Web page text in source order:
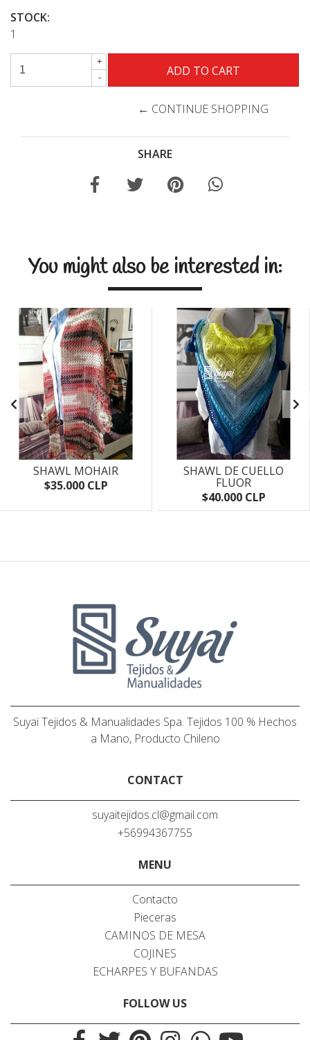
STOCK:
1
+
-
← CONTINUE SHOPPING
SHARE
You might also be interested in:
SHAWL MOHAIR
$35.000 CLP
SHAWL DE CUELLO
FLUOR
$40.000 CLP
Suyai Tejidos & Manualidades Spa. Tejidos 100 % Hechos
a Mano, Producto Chileno
CONTACT
suyaitejidos.cl@gmail.com
+56994367755
MENU
Contacto
Pieceras
CAMINOS DE MESA
COJINES
ECHARPES Y BUFANDAS
FOLLOW US